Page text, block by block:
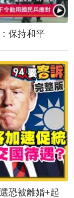
保持和平
恐被離婚+起